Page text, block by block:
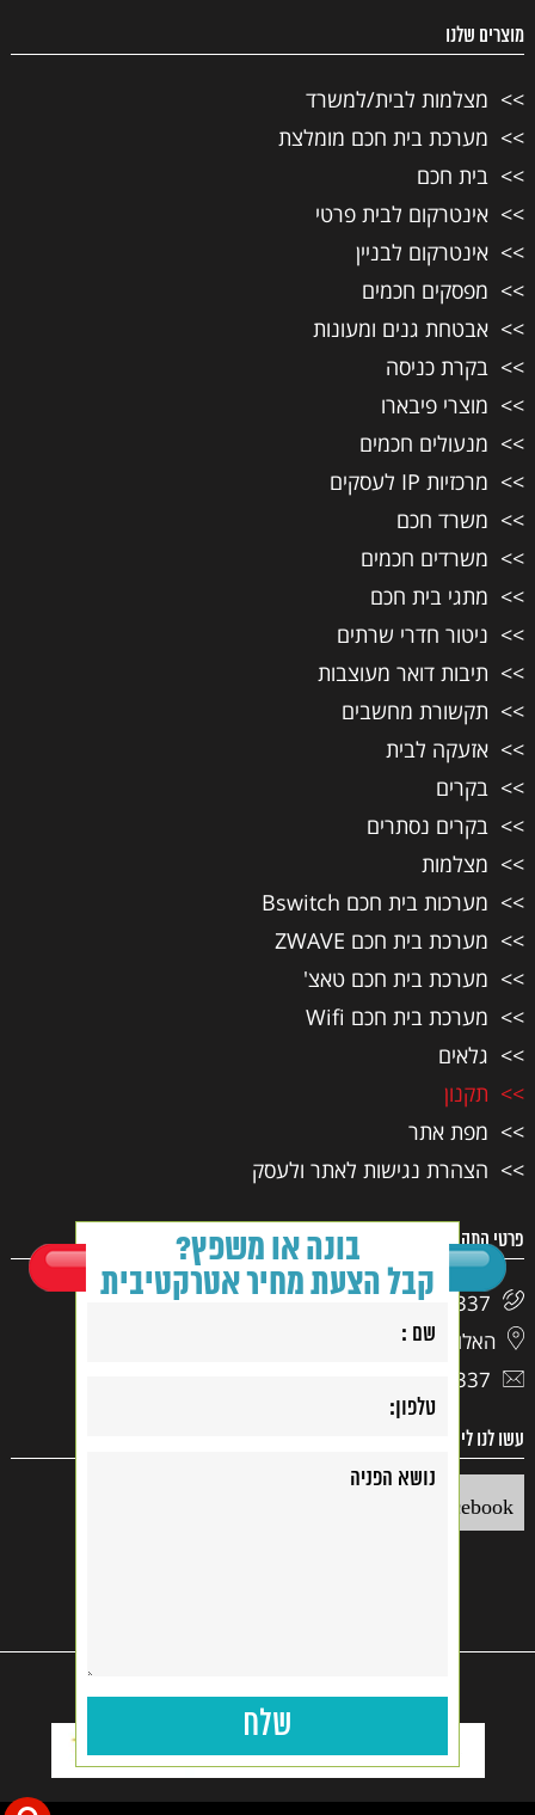
בונה או משפץ?
קבל הצעת מחיר אטרקטיבית
מוצרים שלנו
מצלמות לבית/למשרד
מערכת בית חכם מומלצת
בית חכם
אינטרקום לבית פרטי
אינטרקום לבניין
מפסקים חכמים
אבטחת גנים ומעונות
בקרת כניסה
מוצרי פיבארו
מנעולים חכמים
מרכזיות IP לעסקים
משרד חכם
משרדים חכמים
מתגי בית חכם
ניטור חדרי שרתים
תיבות דואר מעוצבות
תקשורת מחשבים
אזעקה לבית
בקרים
בקרים נסתרים
מצלמות
מערכות בית חכם Bswitch
מערכת בית חכם ZWAVE
מערכת בית חכם טאצ'
מערכת בית חכם Wifi
גלאים
תקנון
מפת אתר
הצהרת נגישות לאתר ולעסק
פרטי התקשרות
03-9417337
האלוף דוד 17, ראשון לציון
03-9417337
עשו לנו לייק
Facebook